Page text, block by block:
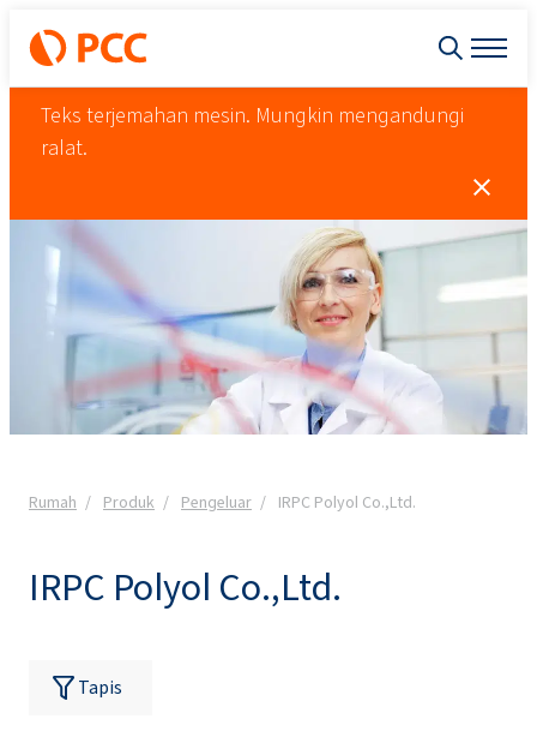
Teks terjemahan mesin. Mungkin mengandungi
ralat.
Rumah Produk Pengeluar IRPC Polyol Co.,Ltd.
IRPC Polyol Co.,Ltd.
Tapis